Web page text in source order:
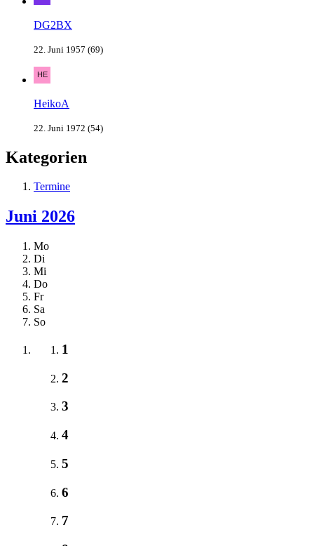
DG2BX
22. Juni 1957 (69)
HeikoA
22. Juni 1972 (54)
Kategorien
Termine
Juni 2026
Mo
Di
Mi
Do
Fr
Sa
So
1
2
3
4
5
6
7